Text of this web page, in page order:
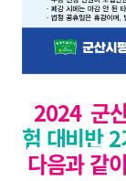
2024 군
험 대비반 2
다음과 같